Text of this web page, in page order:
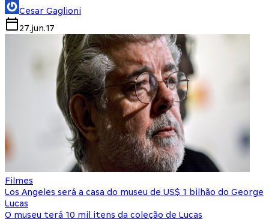
Cesar Gaglioni
27.jun.17
Filmes
Los Angeles será a casa do museu de US$ 1 bilhão do George
Lucas
O museu terá 10 mil itens da coleção de Lucas